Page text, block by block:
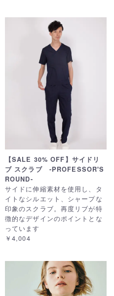
【SALE 30% OFF】サイドリ
ブ スクラブ -PROFESSOR'S
ROUND-
サイドに伸縮素材を使用し、タ
イトなシルエット、シャープな
印象のスクラブ。再度リブが特
徴的なデザインのポイントとな
っています
￥4,004